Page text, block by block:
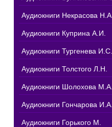
Аудиокниги Некрасова Н.А.
Аудиокниги Куприна А.И.
Аудиокниги Тургенева И.С.
Аудиокниги Толстого Л.Н.
Аудиокниги Шолохова М.А.
Аудиокниги Гончарова И.А.
Аудиокниги Горького М.